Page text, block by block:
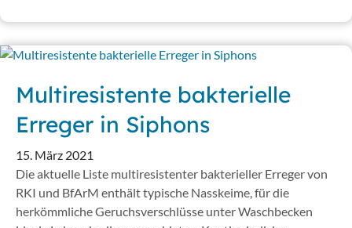
Multiresistente bakterielle
Erreger in Siphons
15. März 2021
Die aktuelle Liste multiresistenter bakterieller Erreger von
RKI und BfArM enthält typische Nasskeime, für die
herkömmliche Geruchsverschlüsse unter Waschbecken